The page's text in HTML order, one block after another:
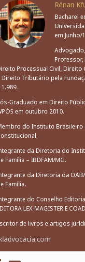
Rénan
Bacharel
em Junho/
Professor,
Processual Civil, Direito
Direito Tributário pela
1.989.
Graduado em Direito
em outubro 2010.
do Instituto Brasileiro
da Diretoria do
Família – IBDFAM/MG.
da Diretoria da
Família.
do Conselho Editorial
LEX-MAGISTER E
de livros e artigos